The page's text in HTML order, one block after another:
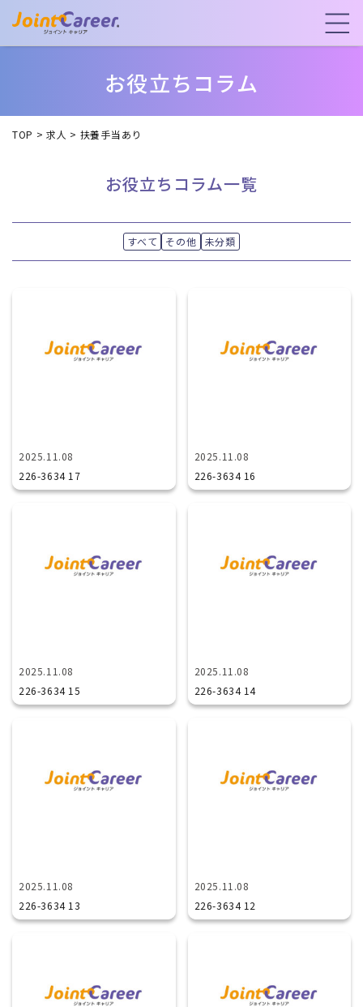
お役立ちコラム
TOP >求人 > 扶養手当あり
お役立ちコラム一覧
すべて その他 未分類
2025.11.08
226-3634 17
2025.11.08
226-3634 16
2025.11.08
226-3634 15
2025.11.08
226-3634 14
2025.11.08
226-3634 13
2025.11.08
226-3634 12